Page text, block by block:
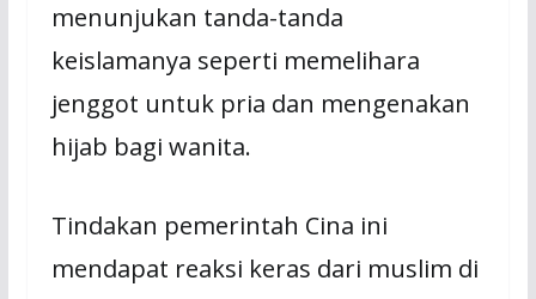
menunjukan tanda-tanda
keislamanya seperti memelihara
jenggot untuk pria dan mengenakan
hijab bagi wanita.
Tindakan pemerintah Cina ini
mendapat reaksi keras dari muslim di